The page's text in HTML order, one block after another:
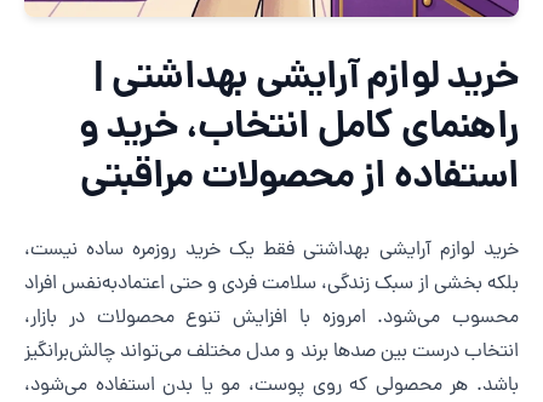
لوازم آرایشی بهداشتی |
کامل انتخاب، خرید و
از محصولات مراقبتی
لوازم آرایشی بهداشتی فقط یک خرید روزمره ساده نیست،
بخشی از سبک زندگی، سلامت فردی و حتی اعتمادبه‌نفس افراد
می‌شود. امروزه با افزایش تنوع محصولات در بازار،
درست بین صدها برند و مدل مختلف می‌تواند چالش‌برانگیز
هر محصولی که روی پوست، مو یا بدن استفاده می‌شود،